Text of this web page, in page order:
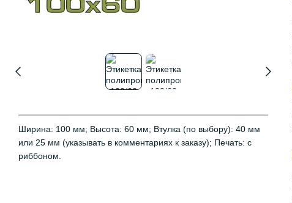
Ширина: 100 мм; Высота: 60 мм; Втулка (по выбору): 40 мм
или 25 мм (указывать в комментариях к заказу); Печать: с
риббоном.